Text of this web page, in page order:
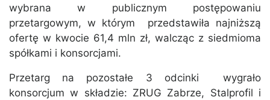
wybrana w publicznym postępowaniu
przetargowym, w którym przedstawiła najniższą
ofertę w kwocie 61,4 mln zł, walcząc z siedmioma
spółkami i konsorcjami.
Przetarg na pozostałe 3 odcinki wygrało
konsorcjum w składzie: ZRUG Zabrze, Stalprofil i